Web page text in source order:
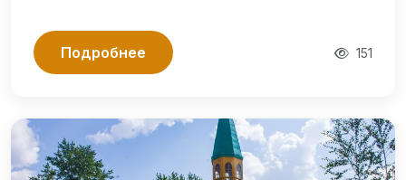
Подробнее 151